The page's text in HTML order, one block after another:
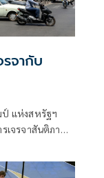
จากับ
ป์ แห่งสหรัฐฯ
รเจรจาสันติภาพ